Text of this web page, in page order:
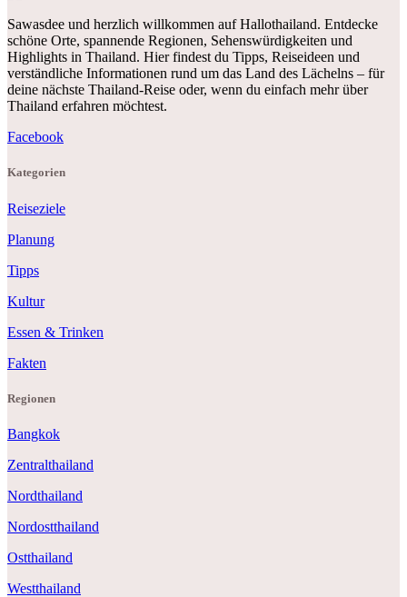
Sawasdee und herzlich willkommen auf Hallothailand. Entdecke
schöne Orte, spannende Regionen, Sehenswürdigkeiten und
Highlights in Thailand. Hier findest du Tipps, Reiseideen und
verständliche Informationen rund um das Land des Lächelns – für
deine nächste Thailand-Reise oder, wenn du einfach mehr über
Thailand erfahren möchtest.
Facebook
Kategorien
Reiseziele
Planung
Tipps
Kultur
Essen & Trinken
Fakten
Regionen
Bangkok
Zentralthailand
Nordthailand
Nordostthailand
Ostthailand
Westthailand